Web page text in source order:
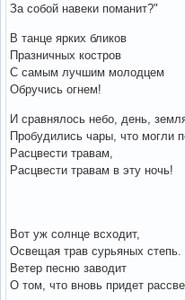
За собой навеки поманит?"
В танце ярких бликов
Празничных костров
С самым лучшим молодцем
Обручись огнем!
И сравнялось небо, день,
Пробудились чары, что могли
Расцвести травам,
Расцвести травам в эту ночь!
Вот уж солнце всходит,
Освещая трав сурьяных степь.
Ветер песню заводит
О том, что вновь придет